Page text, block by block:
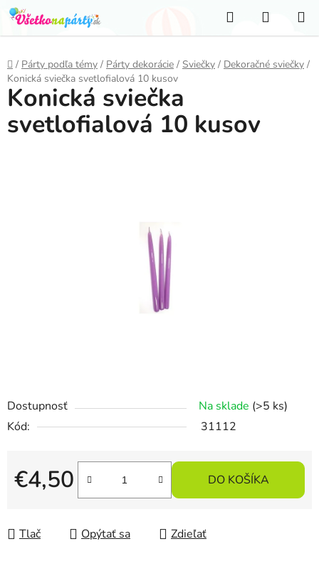
Prejsť
na
obsah
Hľadať
KOŠÍK
Domov
/ Párty podľa témy / Párty dekorácie / Sviečky / Dekoračné sviečky /
Konická sviečka svetlofialová 10 kusov
Dostupnosť Na sklade (>5 ks)
Kód:
31112
€4,50
Jednotková cena:
DO KOŠÍKA
Tlač Opýtať sa Zdieľať
Konická sviečka
svetlofialová 10 kusov